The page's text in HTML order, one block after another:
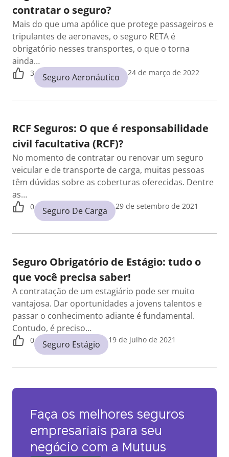
contratar o seguro?
Mais do que uma apólice que protege passageiros e
tripulantes de aeronaves, o seguro RETA é
obrigatório nesses transportes, o que o torna
ainda…
3 Seguro Aeronáutico 24 de março de 2022
RCF Seguros: O que é responsabilidade
civil facultativa (RCF)?
No momento de contratar ou renovar um seguro
veicular e de transporte de carga, muitas pessoas
têm dúvidas sobre as coberturas oferecidas. Dentre
as…
0 Seguro De Carga 29 de setembro de 2021
Seguro Obrigatório de Estágio: tudo o
que você precisa saber!
A contratação de um estagiário pode ser muito
vantajosa. Dar oportunidades a jovens talentos e
passar o conhecimento adiante é fundamental.
Contudo, é preciso…
0 Seguro Estágio 19 de julho de 2021
Faça os melhores seguros
empresariais para seu
negócio com a Mutuus